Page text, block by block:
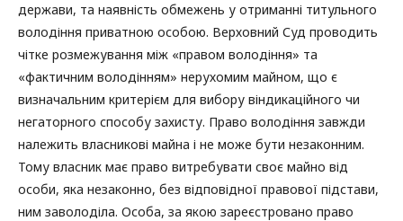
держави, та наявність обмежень у отриманні титульного
володіння приватною особою. Верховний Суд проводить
чітке розмежування між «правом володіння» та
«фактичним володінням» нерухомим майном, що є
визначальним критерієм для вибору віндикаційного чи
негаторного способу захисту. Право володіння завжди
належить власникові майна і не може бути незаконним.
Тому власник має право витребувати своє майно від
особи, яка незаконно, без відповідної правової підстави,
ним заволоділа. Особа, за якою зареєстровано право